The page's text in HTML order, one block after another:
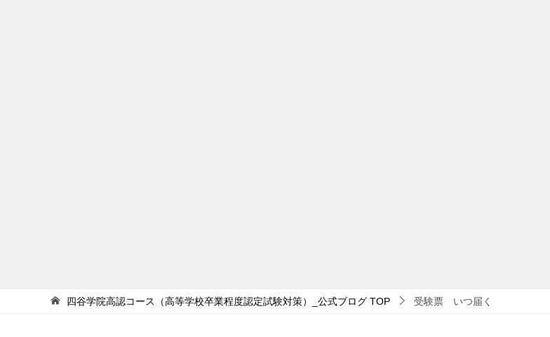
四谷学院高認コース（高等学校卒業程度認定試験対策）_公式ブログ TOP 受験票 いつ届く